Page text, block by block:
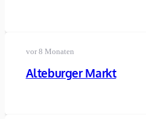
vor 8 Monaten
Alteburger Markt